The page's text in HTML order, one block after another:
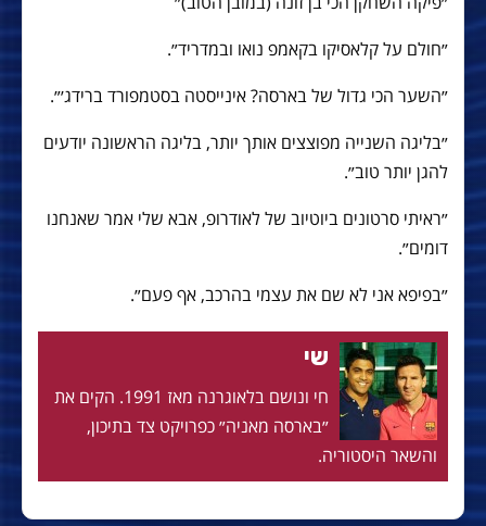
״חולם על קלאסיקו בקאמפ נואו ובמדריד״.
״השער הכי גדול של בארסה? אינייסטה בסטמפורד ברידג׳״.
״בליגה השנייה מפוצצים אותך יותר, בליגה הראשונה יודעים
להגן יותר טוב״.
״ראיתי סרטונים ביוטיוב של לאודרופ, אבא שלי אמר שאנחנו
דומים״.
״בפיפא אני לא שם את עצמי בהרכב, אף פעם״.
שי
חי ונושם בלאוגרנה מאז 1991. הקים את
״בארסה מאניה״ כפרויקט צד בתיכון,
והשאר היסטוריה.